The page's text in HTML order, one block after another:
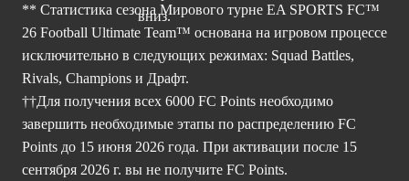
** Статистика сезона Мирового турне EA SPORTS FC™
26 Football Ultimate Team™ основана на игровом процессе
исключительно в следующих режимах: Squad Battles,
Rivals, Champions и Драфт.
††Для получения всех 6000 FC Points необходимо
завершить необходимые этапы по распределению FC
Points до 15 июня 2026 года. При активации после 15
сентября 2026 г. вы не получите FC Points.